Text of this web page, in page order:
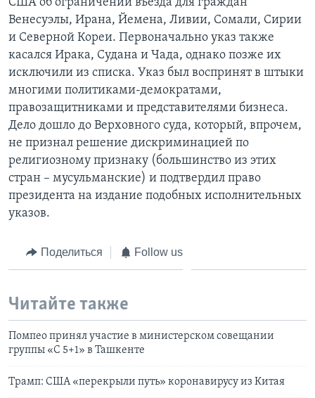
Венесуэлы, Ирана, Йемена, Ливии, Сомали, Сирии
и Северной Кореи. Первоначально указ также
касался Ирака, Судана и Чада, однако позже их
исключили из списка. Указ был воспринят в штыки
многими политиками-демократами,
правозащитниками и представителями бизнеса.
Дело дошло до Верховного суда, который, впрочем,
не признал решение дискриминацией по
религиозному признаку (большинство из этих
стран – мусульманские) и подтвердил право
президента на издание подобных исполнительных
указов.
Поделиться Follow us
Читайте также
Помпео принял участие в министерском совещании
группы «С 5+1» в Ташкенте
Трамп: США «перекрыли путь» коронавирусу из Китая